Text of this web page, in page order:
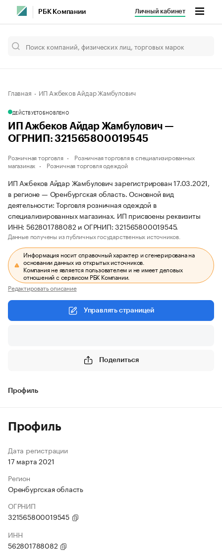
РБК Компании Личный кабинет
Главная ИП Ажбеков Айдар Жамбулович
ДЕЙСТВУЕТОБНОВЛЕНО
ИП Ажбеков Айдар Жамбулович —
ОГРНИП: 321565800019545
Розничная торговля
Розничная торговля в специализированных
магазинах
Розничная торговля одеждой
ИП Ажбеков Айдар Жамбулович зарегистрирован 17.03.2021,
в регионе — Оренбургская область. Основной вид
деятельности: Торговля розничная одеждой в
специализированных магазинах. ИП присвоены реквизиты
ИНН: 562801788082 и ОГРНИП: 321565800019545.
Данные получены из публичных государственных источников.
Информация носит справочный характер и сгенерирована на
основании данных из открытых источников.
Компания не является пользователем и не имеет деловых
отношений с сервисом РБК Компании.
Редактировать описание
Управлять страницей
Поделиться
Профиль
Профиль
Дата регистрации
17 марта 2021
Регион
Оренбургская область
ОГРНИП
321565800019545
ИНН
562801788082